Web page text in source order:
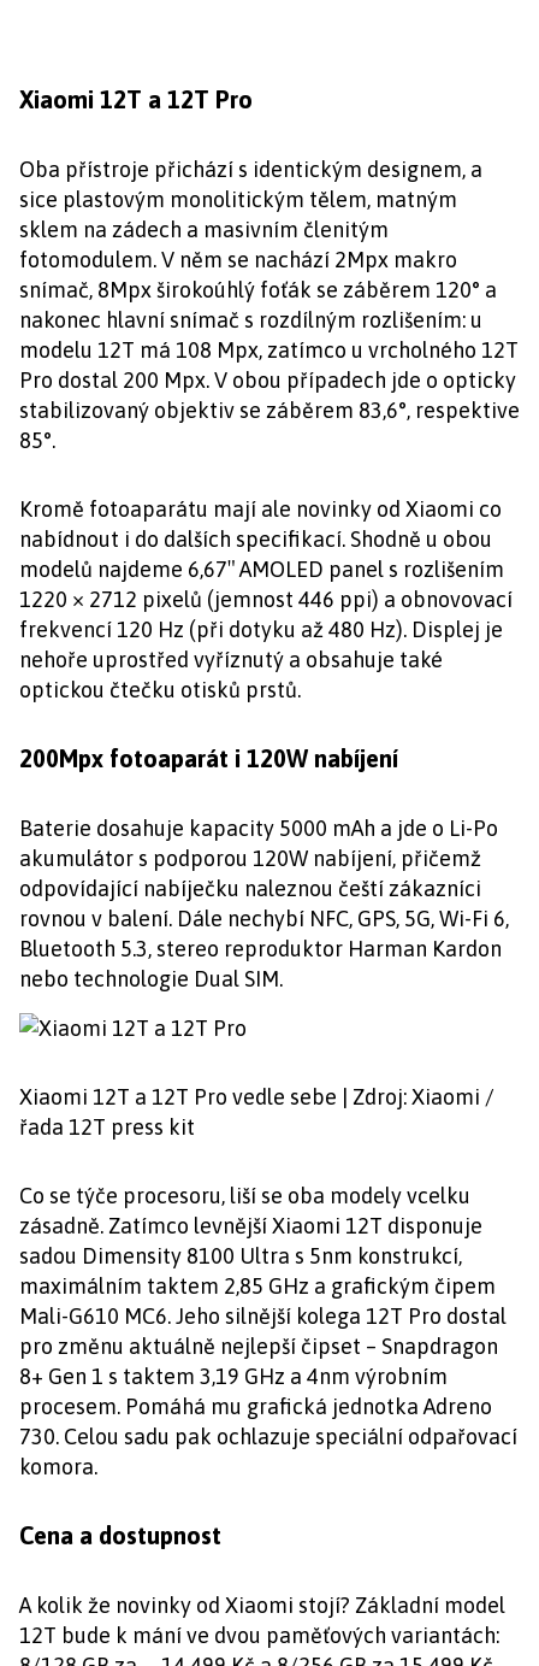
Xiaomi 12T a 12T Pro
Oba přístroje přichází s identickým designem, a
sice plastovým monolitickým tělem, matným
sklem na zádech a masivním členitým
fotomodulem. V něm se nachází 2Mpx makro
snímač, 8Mpx širokoúhlý foťák se záběrem 120° a
nakonec hlavní snímač s rozdílným rozlišením: u
modelu 12T má 108 Mpx, zatímco u vrcholného 12T
Pro dostal 200 Mpx. V obou případech jde o opticky
stabilizovaný objektiv se záběrem 83,6°, respektive
85°.
Kromě fotoaparátu mají ale novinky od Xiaomi co
nabídnout i do dalších specifikací. Shodně u obou
modelů najdeme 6,67″ AMOLED panel s rozlišením
1220 × 2712 pixelů (jemnost 446 ppi) a obnovovací
frekvencí 120 Hz (při dotyku až 480 Hz). Displej je
nehoře uprostřed vyříznutý a obsahuje také
optickou čtečku otisků prstů.
200Mpx fotoaparát i 120W nabíjení
Baterie dosahuje kapacity 5000 mAh a jde o Li-Po
akumulátor s podporou 120W nabíjení, přičemž
odpovídající nabíječku naleznou čeští zákazníci
rovnou v balení. Dále nechybí NFC, GPS, 5G, Wi-Fi 6,
Bluetooth 5.3, stereo reproduktor Harman Kardon
nebo technologie Dual SIM.
Xiaomi 12T a 12T Pro vedle sebe | Zdroj: Xiaomi /
řada 12T press kit
Co se týče procesoru, liší se oba modely vcelku
zásadně. Zatímco levnější Xiaomi 12T disponuje
sadou Dimensity 8100 Ultra s 5nm konstrukcí,
maximálním taktem 2,85 GHz a grafickým čipem
Mali-G610 MC6. Jeho silnější kolega 12T Pro dostal
pro změnu aktuálně nejlepší čipset – Snapdragon
8+ Gen 1 s taktem 3,19 GHz a 4nm výrobním
procesem. Pomáhá mu grafická jednotka Adreno
730. Celou sadu pak ochlazuje speciální odpařovací
komora.
Cena a dostupnost
A kolik že novinky od Xiaomi stojí? Základní model
12T bude k mání ve dvou paměťových variantách: